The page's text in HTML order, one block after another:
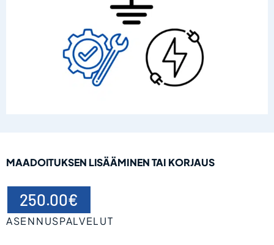
MAADOITUKSEN LISÄÄMINEN TAI KORJAUS
250.00€
ASENNUSPALVELUT